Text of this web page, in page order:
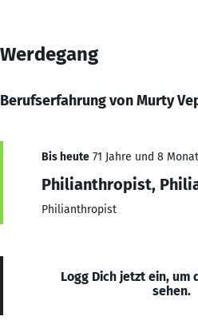
Werdegang
Berufserfahrung von Murty
Bis heute 71 Jahre und 8
Philianthropist,
Philianthropist
Logg Dich jetzt ein, um
sehen.